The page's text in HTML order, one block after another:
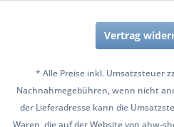
Vertrag
* Alle Preise inkl. Umsatzsteuer
Nachnahmegebühren, wenn nicht
der Lieferadresse kann die
Waren, die auf der Website von ahw-